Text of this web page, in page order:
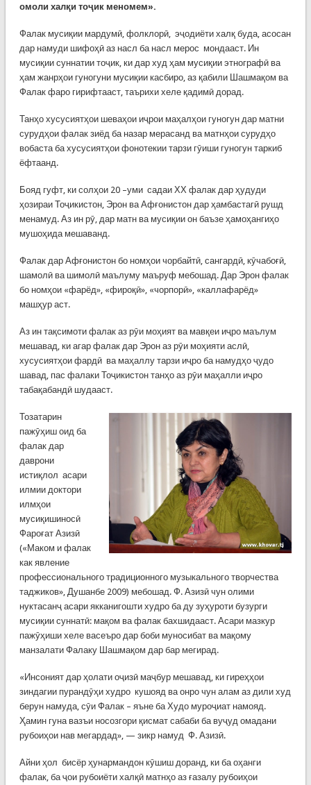
омоли халқи тоҷик меномем».
Фалак мусиқии мардумӣ, фолклорӣ, эҷодиёти халқ буда, асосан
дар намуди шифоҳӣ аз насл ба насл мерос мондааст. Ин
мусиқии суннатии тоҷик, ки дар худ ҳам мусиқии этнографӣ ва
ҳам жанрҳои гуногуни мусиқии касбиро, аз қабили Шашмақом ва
Фалак фаро гирифтааст, таърихи хеле қадимӣ дорад.
Танҳо хусусиятҳои шеваҳои иҷрои маҳалҳои гуногун дар матни
сурудҳои фалак зиёд ба назар мерасанд ва матнҳои сурудҳо
вобаста ба хусусиятҳои фонотекии тарзи гӯиши гуногун таркиб
ёфтаанд.
Бояд гуфт, ки солҳои 20 –уми садаи ХХ фалак дар ҳудуди
ҳозираи Тоҷикистон, Эрон ва Афғонистон дар ҳамбастагӣ рушд
менамуд. Аз ин рӯ, дар матн ва мусиқии он баъзе ҳамоҳангиҳо
мушоҳида мешаванд.
Фалак дар Афғонистон бо номҳои чорбайтӣ, сангардӣ, кӯчабоғӣ,
шамолӣ ва шимолӣ маълуму маъруф мебошад. Дар Эрон фалак
бо номҳои «фарёд», «фироқӣ», «чорпорӣ», «каллафарёд»
машҳур аст.
Аз ин тақсимоти фалак аз рӯи моҳият ва мавқеи иҷро маълум
мешавад, ки агар фалак дар Эрон аз рӯи моҳияти аслӣ,
хусусиятҳои фардӣ ва маҳаллу тарзи иҷро ба намудҳо ҷудо
шавад, пас фалаки Тоҷикистон танҳо аз рӯи маҳалли иҷро
табақабандӣ шудааст.
Тозатарин
пажӯҳиш оид ба
фалак дар
даврони
истиқлол асари
илмии доктори
илмҳои
мусиқишиносӣ
Фароғат Азизӣ
(«Маком и фалак
как явление
профессионального традиционного музыкального творчества
таджиков», Душанбе 2009) мебошад. Ф. Азизӣ чун олими
нуктасанҷ асари якканигошти худро ба ду зуҳуроти бузурги
мусиқии суннатӣ: мақом ва фалак бахшидааст. Асари мазкур
пажӯҳиши хеле васеъро дар боби муносибат ва мақому
манзалати Фалаку Шашмақом дар бар мегирад.
«Инсоният дар ҳолати оҷизӣ маҷбур мешавад, ки гиреҳҳои
зиндагии пурандӯҳи худро кушояд ва онро чун алам аз дили худ
берун намуда, сӯи Фалак – яъне ба Худо муроҷиат намояд.
Ҳамин гуна вазъи носозгори қисмат сабаби ба вуҷуд омадани
рубоиҳои нав мегардад», — зикр намуд Ф. Азизӣ.
Айни ҳол бисёр ҳунармандон кӯшиш доранд, ки ба оҳанги
фалак, ба ҷои рубоиёти халқӣ матнҳо аз ғазалу рубоиҳои